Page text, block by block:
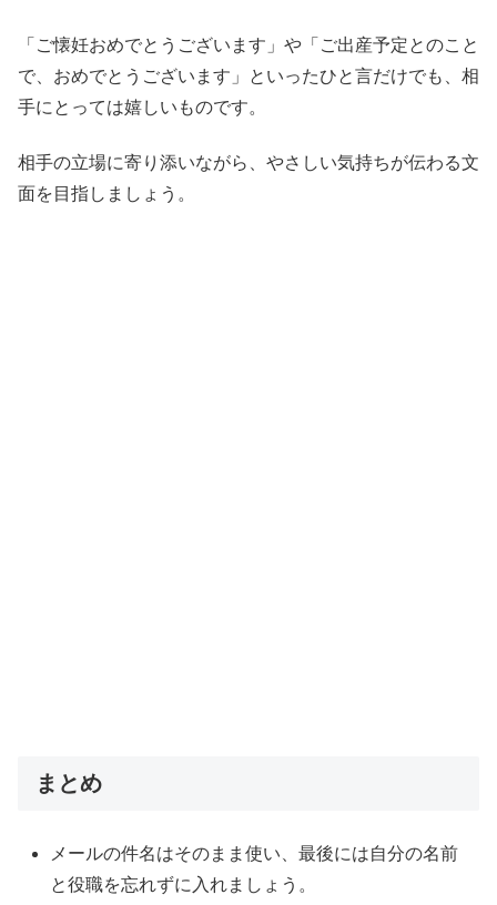
「ご懐妊おめでとうございます」や「ご出産予定とのこと
で、おめでとうございます」といったひと言だけでも、相
手にとっては嬉しいものです。
相手の立場に寄り添いながら、やさしい気持ちが伝わる文
面を目指しましょう。
まとめ
メールの件名はそのまま使い、最後には自分の名前
と役職を忘れずに入れましょう。